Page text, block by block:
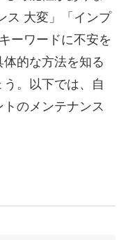
ス 大変」「インプ
ーワードに不安を
的な方法を知る
。以下では、自
のメンテナンス